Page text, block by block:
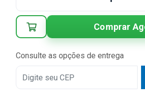
Comprar
Consulte as opções de entrega